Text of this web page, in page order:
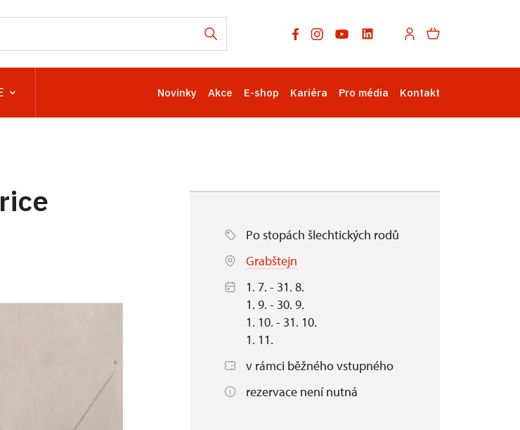
Novinky Akce E-shop Kariéra Pro média Kontakt
Po stopách šlechtických rodů
Grabštejn
1. 7. - 31. 8.
1. 9. - 30. 9.
1. 10. - 31. 10.
1. 11.
v rámci běžného vstupného
rezervace není nutná